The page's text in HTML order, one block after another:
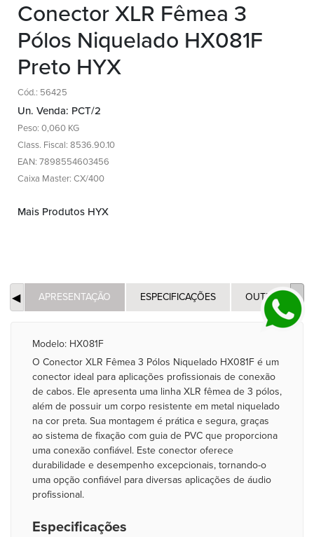
Conector XLR Fêmea 3
Pólos Niquelado HX081F
Preto HYX
Cód.: 56425
Un. Venda: PCT/2
Peso: 0,060 KG
Class. Fiscal: 8536.90.10
EAN: 7898554603456
Caixa Master: CX/400
Mais Produtos HYX
APRESENTAÇÃO ESPECIFICAÇÕES OUTROS
Modelo: HX081F
O Conector XLR Fêmea 3 Pólos Niquelado HX081F é um
conector ideal para aplicações profissionais de conexão
de cabos. Ele apresenta uma linha XLR fêmea de 3 pólos,
além de possuir um corpo resistente em metal niquelado
na cor preta. Sua montagem é prática e segura, graças
ao sistema de fixação com guia de PVC que proporciona
uma conexão confiável. Este conector oferece
durabilidade e desempenho excepcionais, tornando-o
uma opção confiável para diversas aplicações de áudio
profissional.
Especificações